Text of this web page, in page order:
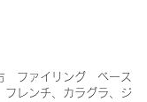
ファイリング ベース
レンチ、カラグラ、ジ